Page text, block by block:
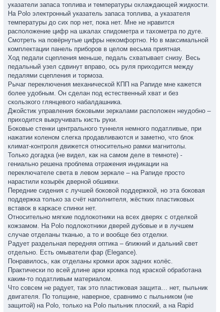
указатели запаса топлива и температуры охлаждающей жидкости.
На Polo электронный указатель запаса топлива, а указателя
температуры до сих пор нет, пока нет. Мне не нравится
расположение цифр на шкалах спидометра и тахометра по дуге.
Смотреть на повёрнутые цифры некомфортно. Но в максимальной
комплектации панель приборов в целом весьма приятная.
Ход педали сцепления меньше, педаль схватывает снизу. Весь
педальный узел сдвинут вправо, ось руля приходится между
педалями сцепления и тормоза.
Рычаг переключения механической КПП на Рапиде мне кажется
более удобным. Он сделан под естественный хват и без
скользкого глянцевого набалдашника.
Джойстик управления боковыми зеркалами расположен неудобно –
приходится выкручивать кисть руки.
Боковые стенки центрального туннеля немного податливые, при
нажатии коленом слегка продавливаются и заметно, что блок
климат-контроля движется относительно рамки магнитолы.
Только догадка (не видел, как на самом деле в темноте) -
гениально решена проблема отражения индикации на
переключателе света в левом зеркале – на Рапиде просто
нарастили козырёк дверной обшивки.
Передние сидения с лучшей боковой поддержкой, но эта боковая
поддержка только за счёт наполнителя, жёстких пластиковых
вставок в каркасе спинки нет.
Относительно мягкие подлокотники на всех дверях с отделкой
кожзамом. На Polo подлокотники дверей дубовые и в лучшем
случае отделаны тканью, а то и вообще без отделки.
Радует раздельная передняя оптика – ближний и дальний свет
отдельно. Есть омыватели фар (Elegance).
Понравилось, как отделаны кромки арок задних колёс.
Практически по всей длине арки кромка под краской обработана
каким-то податливым материалом.
Что совсем не радует, так это пластиковая защита… нет, пыльник
двигателя. По толщине, наверное, сравнимо с пыльником (не
защитой) на Polo, только на Polo пыльник плоский, а на Rapid